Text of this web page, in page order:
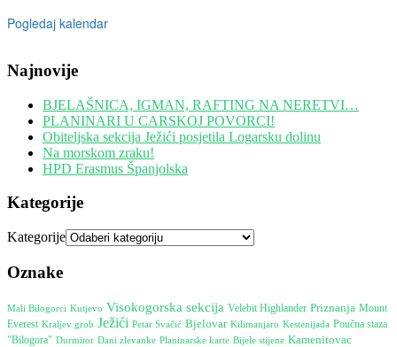
Pogledaj kalendar
Najnovije
BJELAŠNICA, IGMAN, RAFTING NA NERETVI…
PLANINARI U CARSKOJ POVORCI!
Obiteljska sekcija Ježići posjetila Logarsku dolinu
Na morskom zraku!
HPD Erasmus Španjolska
Kategorije
Kategorije
Oznake
Mali Bilogorci Kutjevo Visokogorska sekcija Velebit Highlander Priznanja Mount
Everest Kraljev grob Ježići Petar Svačić Bjelovar Kilimanjaro Kestenijada Poučna staza
"Bilogora" Durmitor Dani zlevanke Planinarske karte Bijele stijene Kamenitovac